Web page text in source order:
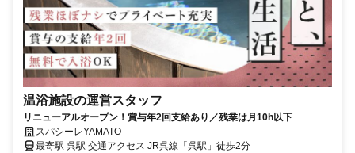
温浴施設の運営スタッフ
リニューアルオープン！賞与年2回支給あり／残業は月10h以下
スパシーレYAMATO
最寄駅 呉駅 交通アクセス JR呉線「呉駅」徒歩2分